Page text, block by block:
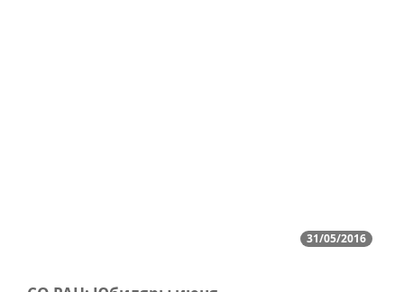
31/05/2016